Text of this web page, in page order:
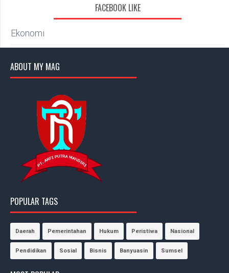
FACEBOOK LIKE
Ekonomi
ABOUT MY MAG
POPULAR TAGS
Daerah Pemerintahan Hukum Peristiwa Nasional
Pendidikan Sosial Bisnis Banyuasin Sumsel